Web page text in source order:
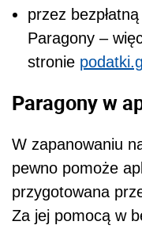
przez
Paragony –
stronie
Paragony w
W zapanowaniu
pewno pomoże
przygotowana
Za jej pomocą w